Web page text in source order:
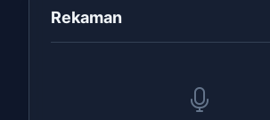
Rekaman